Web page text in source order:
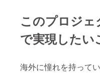
このプロジェ
で実現したい
海外に憧れを持って